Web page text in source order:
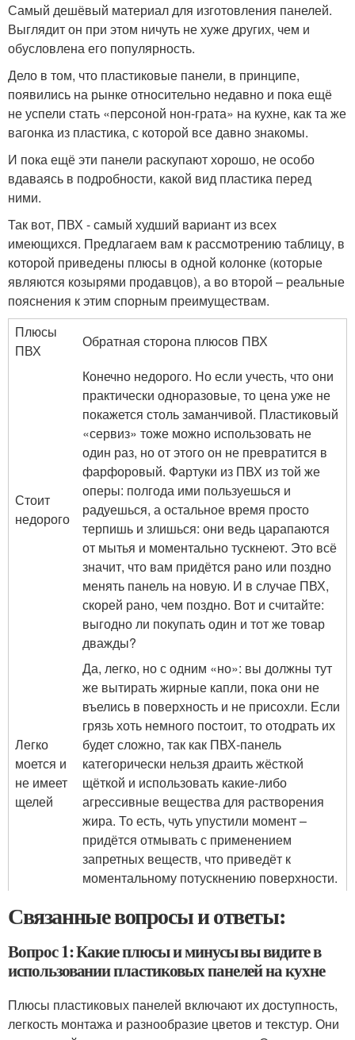
Самый дешёвый материал для изготовления панелей.
Выглядит он при этом ничуть не хуже других, чем и
обусловлена его популярность.
Дело в том, что пластиковые панели, в принципе,
появились на рынке относительно недавно и пока ещё
не успели стать «персоной нон-грата» на кухне, как та же
вагонка из пластика, с которой все давно знакомы.
И пока ещё эти панели раскупают хорошо, не особо
вдаваясь в подробности, какой вид пластика перед
ними.
Так вот, ПВХ - самый худший вариант из всех
имеющихся. Предлагаем вам к рассмотрению таблицу, в
которой приведены плюсы в одной колонке (которые
являются козырями продавцов), а во второй – реальные
пояснения к этим спорным преимуществам.
Плюсы
ПВХ
Обратная сторона плюсов ПВХ
Стоит
недорого
Конечно недорого. Но если учесть, что они
практически одноразовые, то цена уже не
покажется столь заманчивой. Пластиковый
«сервиз» тоже можно использовать не
один раз, но от этого он не превратится в
фарфоровый. Фартуки из ПВХ из той же
оперы: полгода ими пользуешься и
радуешься, а остальное время просто
терпишь и злишься: они ведь царапаются
от мытья и моментально тускнеют. Это всё
значит, что вам придётся рано или поздно
менять панель на новую. И в случае ПВХ,
скорей рано, чем поздно. Вот и считайте:
выгодно ли покупать один и тот же товар
дважды?
Легко
моется и
не имеет
щелей
Да, легко, но с одним «но»: вы должны тут
же вытирать жирные капли, пока они не
въелись в поверхность и не присохли. Если
грязь хоть немного постоит, то отодрать их
будет сложно, так как ПВХ-панель
категорически нельзя драить жёсткой
щёткой и использовать какие-либо
агрессивные вещества для растворения
жира. То есть, чуть упустили момент –
придётся отмывать с применением
запретных веществ, что приведёт к
моментальному потускнению поверхности.
Связанные вопросы и ответы:
Вопрос 1: Какие плюсы и минусы вы видите в
использовании пластиковых панелей на кухне
Плюсы пластиковых панелей включают их доступность,
легкость монтажа и разнообразие цветов и текстур. Они